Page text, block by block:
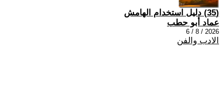
(35) دليل استخدام الهامش
عماد أبو حطب
2026 / 8 / 6
الادب والفن